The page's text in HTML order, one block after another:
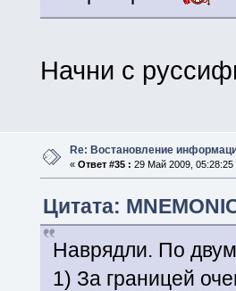
Начни с
Re: Востановление
« Ответ #35 : 29 Май 2009, 05:28:25
Цитата:
Наврядли. По
1) За границей